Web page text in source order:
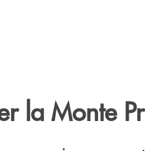
la Monte